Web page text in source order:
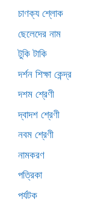
চাণক্য শ্লোক
ছেলেদের নাম
টুকি টাকি
দর্শন শিক্ষা কেন্দ্র
দশম শ্রেণী
দ্বাদশ শ্রেণী
নবম শ্রেণী
নামকরণ
পত্রিকা
পর্যটক